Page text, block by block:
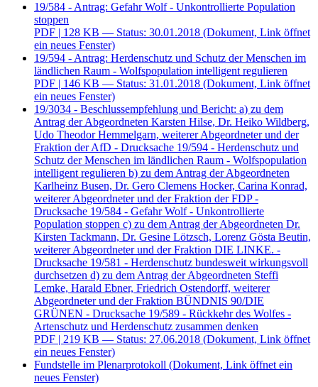
19/584 - Antrag: Gefahr Wolf - Unkontrollierte Population
stoppen
PDF | 128 KB — Status: 30.01.2018 (Dokument, Link öffnet
ein neues Fenster)
19/594 - Antrag: Herdenschutz und Schutz der Menschen im
ländlichen Raum - Wolfspopulation intelligent regulieren
PDF | 146 KB — Status: 31.01.2018 (Dokument, Link öffnet
ein neues Fenster)
19/3034 - Beschlussempfehlung und Bericht: a) zu dem
Antrag der Abgeordneten Karsten Hilse, Dr. Heiko Wildberg,
Udo Theodor Hemmelgarn, weiterer Abgeordneter und der
Fraktion der AfD - Drucksache 19/594 - Herdenschutz und
Schutz der Menschen im ländlichen Raum - Wolfspopulation
intelligent regulieren b) zu dem Antrag der Abgeordneten
Karlheinz Busen, Dr. Gero Clemens Hocker, Carina Konrad,
weiterer Abgeordneter und der Fraktion der FDP -
Drucksache 19/584 - Gefahr Wolf - Unkontrollierte
Population stoppen c) zu dem Antrag der Abgeordneten Dr.
Kirsten Tackmann, Dr. Gesine Lötzsch, Lorenz Gösta Beutin,
weiterer Abgeordneter und der Fraktion DIE LINKE. -
Drucksache 19/581 - Herdenschutz bundesweit wirkungsvoll
durchsetzen d) zu dem Antrag der Abgeordneten Steffi
Lemke, Harald Ebner, Friedrich Ostendorff, weiterer
Abgeordneter und der Fraktion BÜNDNIS 90/DIE
GRÜNEN - Drucksache 19/589 - Rückkehr des Wolfes -
Artenschutz und Herdenschutz zusammen denken
PDF | 219 KB — Status: 27.06.2018 (Dokument, Link öffnet
ein neues Fenster)
Fundstelle im Plenarprotokoll (Dokument, Link öffnet ein
neues Fenster)